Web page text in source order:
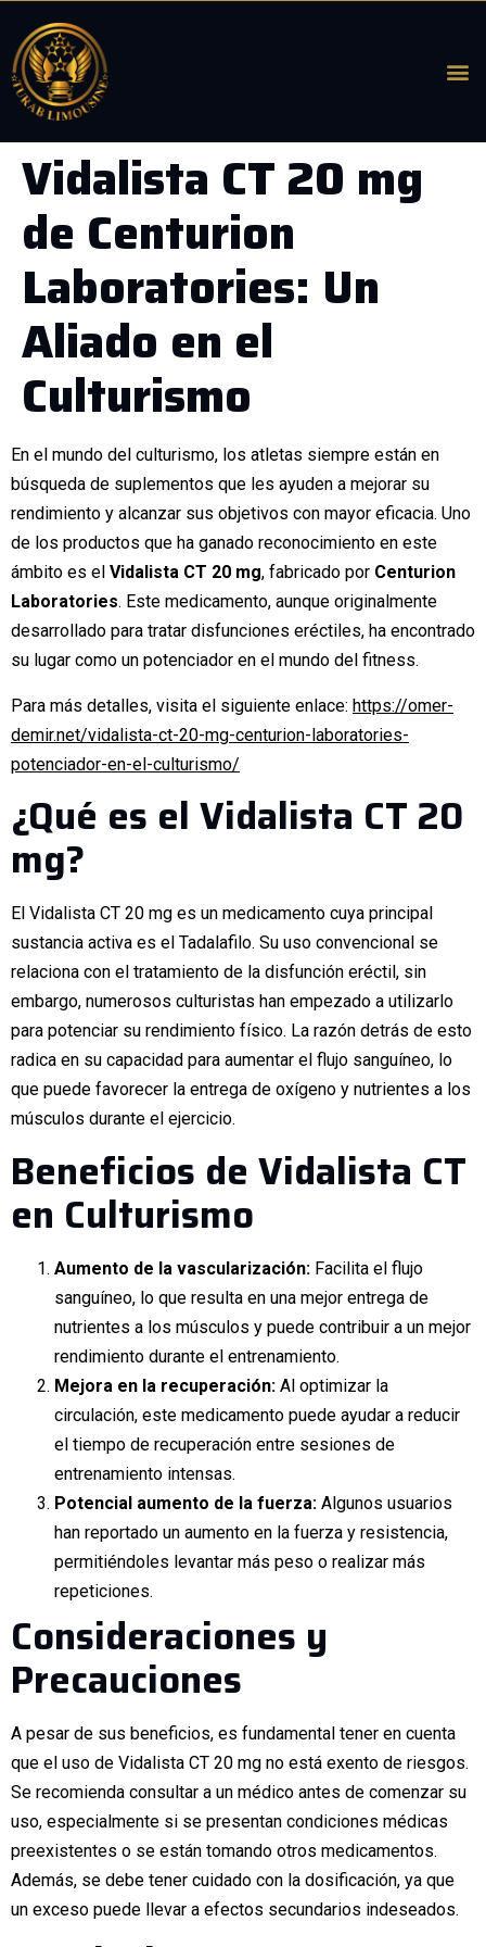
Vidalista CT 20 mg
de Centurion
Laboratories: Un
Aliado en el
Culturismo
En el mundo del culturismo, los atletas siempre están en
búsqueda de suplementos que les ayuden a mejorar su
rendimiento y alcanzar sus objetivos con mayor eficacia. Uno
de los productos que ha ganado reconocimiento en este
ámbito es el Vidalista CT 20 mg, fabricado por Centurion
Laboratories. Este medicamento, aunque originalmente
desarrollado para tratar disfunciones eréctiles, ha encontrado
su lugar como un potenciador en el mundo del fitness.
Para más detalles, visita el siguiente enlace: https://omer-
demir.net/vidalista-ct-20-mg-centurion-laboratories-
potenciador-en-el-culturismo/
¿Qué es el Vidalista CT 20
mg?
El Vidalista CT 20 mg es un medicamento cuya principal
sustancia activa es el Tadalafilo. Su uso convencional se
relaciona con el tratamiento de la disfunción eréctil, sin
embargo, numerosos culturistas han empezado a utilizarlo
para potenciar su rendimiento físico. La razón detrás de esto
radica en su capacidad para aumentar el flujo sanguíneo, lo
que puede favorecer la entrega de oxígeno y nutrientes a los
músculos durante el ejercicio.
Beneficios de Vidalista CT
en Culturismo
Aumento de la vascularización: Facilita el flujo
sanguíneo, lo que resulta en una mejor entrega de
nutrientes a los músculos y puede contribuir a un mejor
rendimiento durante el entrenamiento.
Mejora en la recuperación: Al optimizar la
circulación, este medicamento puede ayudar a reducir
el tiempo de recuperación entre sesiones de
entrenamiento intensas.
Potencial aumento de la fuerza: Algunos usuarios
han reportado un aumento en la fuerza y resistencia,
permitiéndoles levantar más peso o realizar más
repeticiones.
Consideraciones y
Precauciones
A pesar de sus beneficios, es fundamental tener en cuenta
que el uso de Vidalista CT 20 mg no está exento de riesgos.
Se recomienda consultar a un médico antes de comenzar su
uso, especialmente si se presentan condiciones médicas
preexistentes o se están tomando otros medicamentos.
Además, se debe tener cuidado con la dosificación, ya que
un exceso puede llevar a efectos secundarios indeseados.